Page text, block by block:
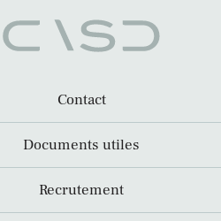
Contact
Documents utiles
Recrutement